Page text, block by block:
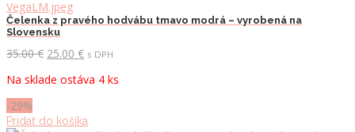
Čelenka z pravého hodvábu tmavo modrá – vyrobená na
Slovensku
35.00€ Pôvodná
bola:
25.00 €Aktuálna
je:
s DPH
Na sklade ostáva 4 ks
-29%
Pridať do košíka